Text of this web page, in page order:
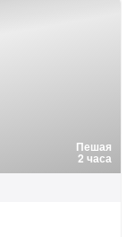
Пешая
2 часа